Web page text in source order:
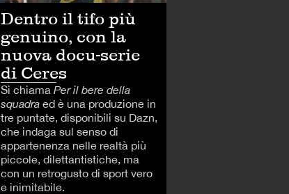
Dentro il tifo più
genuino, con la
nuova docu-serie
di Ceres
Si chiama Per il bere della
squadra ed è una produzione in
tre puntate, disponibili su Dazn,
che indaga sul senso di
appartenenza nelle realtà più
piccole, dilettantistiche, ma
con un retrogusto di sport vero
e inimitabile.